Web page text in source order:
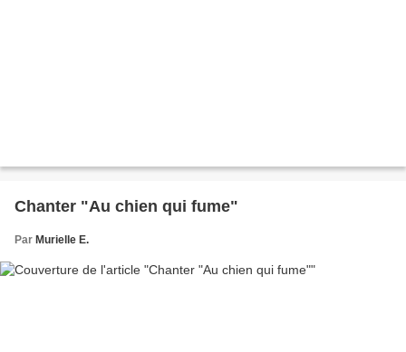
Chanter "Au chien qui fume"
Par Murielle E.